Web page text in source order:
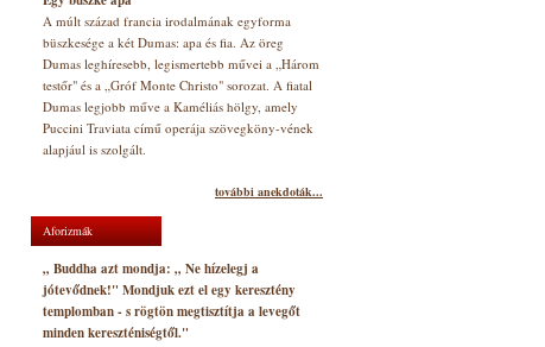
A múlt század francia irodalmának egyforma
büszkesége a két Dumas: apa és fia. Az öreg
Dumas leghíresebb, legismertebb művei a „Három
testőr" és a „Gróf Monte Christo" sorozat. A fiatal
Dumas legjobb műve a Kaméliás hölgy, amely
Puccini Traviata című operája szövegköny-vének
alapjául is szolgált.
további anekdoták...
Aforizmák
„ Buddha azt mondja: „ Ne hízelegj a
jótevődnek!" Mondjuk ezt el egy keresztény
templomban - s rögtön megtisztítja a levegőt
minden kereszténiségtől."